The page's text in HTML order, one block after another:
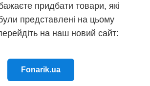
придбати товари, які
представлені на цьому
на наш новий сайт:
Fonarik.ua